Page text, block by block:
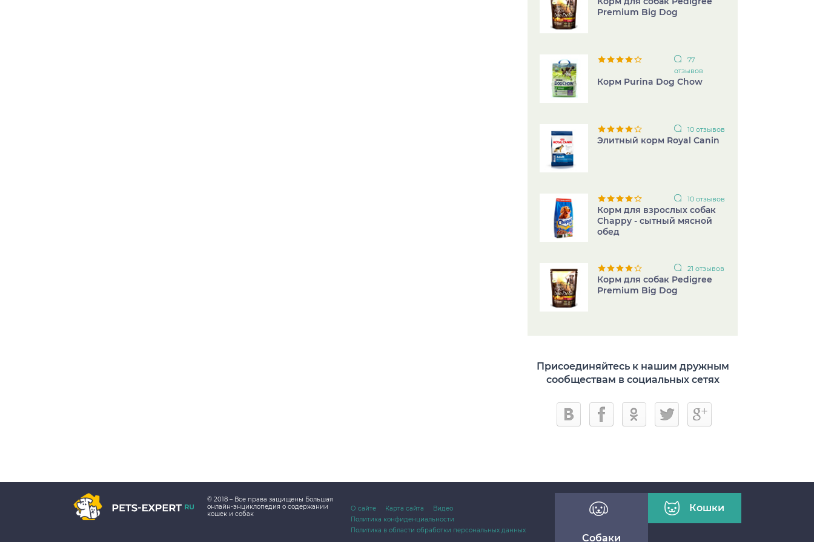
Premium Big Dog
77
отзывов
Корм Purina Dog Chow
10 отзывов
Элитный корм Royal Canin
10 отзывов
Корм для взрослых собак
Chappy - сытный мясной
обед
21 отзывов
Корм для собак Pedigree
Premium Big Dog
Присоединяйтесь к нашим дружным
сообществам в социальных сетях
© 2018 – Все права защищены Большая
онлайн-энциклопедия о содержании
кошек и собак
О сайте Карта сайта
Видео
Политика конфиденциальности
Политика в области обработки персональных данных
Собаки
Кошки